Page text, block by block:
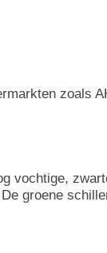
zoals
vochtige,
groene